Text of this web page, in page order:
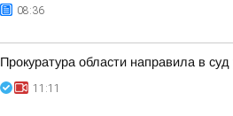
08:36
Прокуратура области направила в
11:11